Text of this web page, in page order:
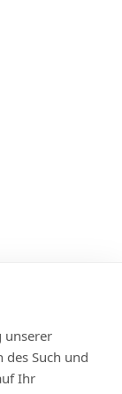
unserer
des Such und
Ihr